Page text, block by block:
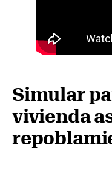
Simular
vivienda